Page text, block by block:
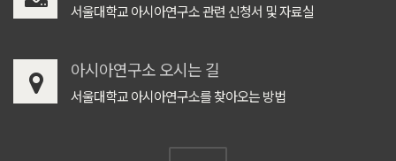
서울대학교 아시아연구소 관련 신청서 및 자료실
아시아연구소 오시는 길
서울대학교 아시아연구소를 찾아오는 방법